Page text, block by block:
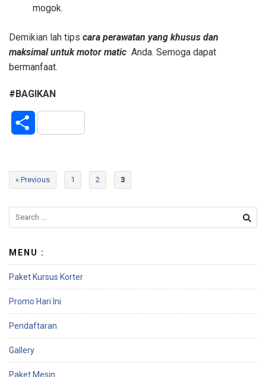
mogok.
Demikian lah tips cara perawatan yang khusus dan
maksimal untuk motor matic Anda. Semoga dapat
bermanfaat.
#BAGIKAN
S
a
e
« Previous 1 2 3
MENU :
Paket Kursus Korter
Promo Hari Ini
Pendaftaran
Gallery
Paket Mesin